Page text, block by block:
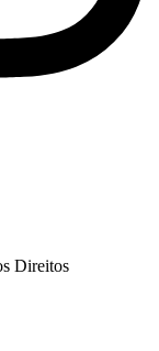
Direitos